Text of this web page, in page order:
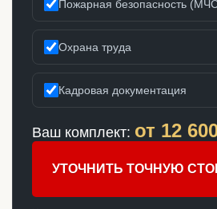
Пожарная безопасность
Охрана труда
Кадровая документация
Ваш комплект: от 12
УТОЧНИТЬ ТОЧНУЮ